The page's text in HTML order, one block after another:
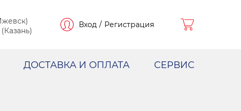
Вход / Регистрация
ДОСТАВКА И ОПЛАТА СЕРВИС